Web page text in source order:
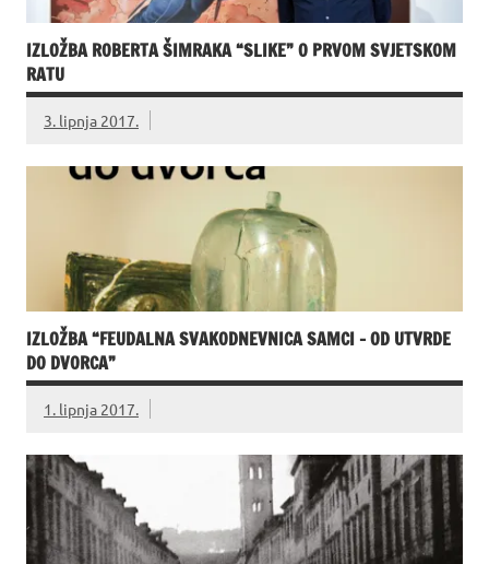
IZLOŽBA ROBERTA ŠIMRAKA “SLIKE” O PRVOM SVJETSKOM
RATU
3. lipnja 2017.
IZLOŽBA “FEUDALNA SVAKODNEVNICA SAMCI – OD UTVRDE
DO DVORCA”
1. lipnja 2017.